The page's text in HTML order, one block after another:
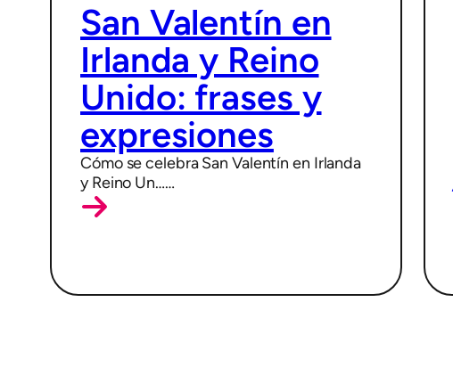
San Valentín en
Irlanda y Reino
Unido: frases y
expresiones
Cómo se celebra San Valentín en Irlanda
y Reino Un……